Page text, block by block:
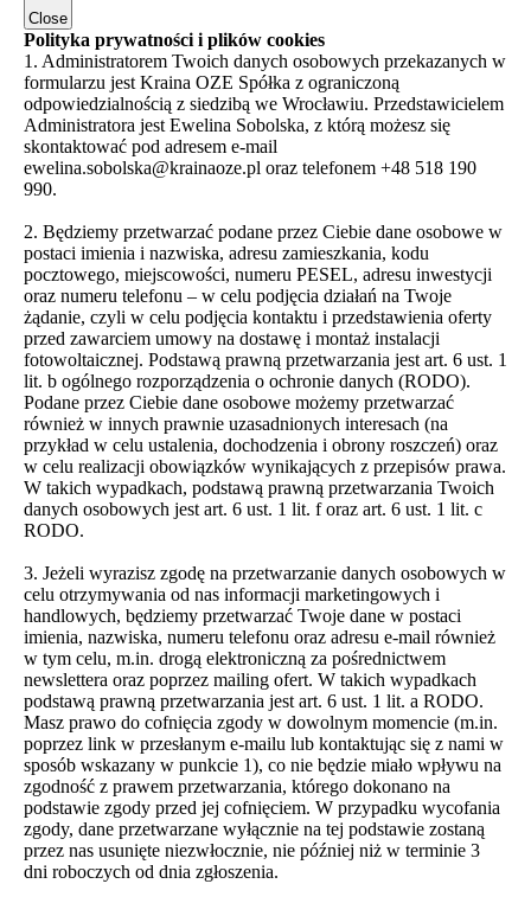
Close
Polityka prywatności i plików cookies
1. Administratorem Twoich danych osobowych przekazanych w
formularzu jest Kraina OZE Spółka z ograniczoną
odpowiedzialnością z siedzibą we Wrocławiu. Przedstawicielem
Administratora jest Ewelina Sobolska, z którą możesz się
skontaktować pod adresem e-mail
ewelina.sobolska@krainaoze.pl oraz telefonem +48 518 190
990.
2. Będziemy przetwarzać podane przez Ciebie dane osobowe w
postaci imienia i nazwiska, adresu zamieszkania, kodu
pocztowego, miejscowości, numeru PESEL, adresu inwestycji
oraz numeru telefonu – w celu podjęcia działań na Twoje
żądanie, czyli w celu podjęcia kontaktu i przedstawienia oferty
przed zawarciem umowy na dostawę i montaż instalacji
fotowoltaicznej. Podstawą prawną przetwarzania jest art. 6 ust. 1
lit. b ogólnego rozporządzenia o ochronie danych (RODO).
Podane przez Ciebie dane osobowe możemy przetwarzać
również w innych prawnie uzasadnionych interesach (na
przykład w celu ustalenia, dochodzenia i obrony roszczeń) oraz
w celu realizacji obowiązków wynikających z przepisów prawa.
W takich wypadkach, podstawą prawną przetwarzania Twoich
danych osobowych jest art. 6 ust. 1 lit. f oraz art. 6 ust. 1 lit. c
RODO.
3. Jeżeli wyrazisz zgodę na przetwarzanie danych osobowych w
celu otrzymywania od nas informacji marketingowych i
handlowych, będziemy przetwarzać Twoje dane w postaci
imienia, nazwiska, numeru telefonu oraz adresu e-mail również
w tym celu, m.in. drogą elektroniczną za pośrednictwem
newslettera oraz poprzez mailing ofert. W takich wypadkach
podstawą prawną przetwarzania jest art. 6 ust. 1 lit. a RODO.
Masz prawo do cofnięcia zgody w dowolnym momencie (m.in.
poprzez link w przesłanym e-mailu lub kontaktując się z nami w
sposób wskazany w punkcie 1), co nie będzie miało wpływu na
zgodność z prawem przetwarzania, którego dokonano na
podstawie zgody przed jej cofnięciem. W przypadku wycofania
zgody, dane przetwarzane wyłącznie na tej podstawie zostaną
przez nas usunięte niezwłocznie, nie później niż w terminie 3
dni roboczych od dnia zgłoszenia.